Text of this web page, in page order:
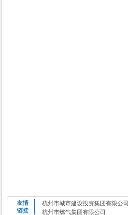
友情
链接
杭州市城市建设投资集团有限公司
杭州市燃气集团有限公司